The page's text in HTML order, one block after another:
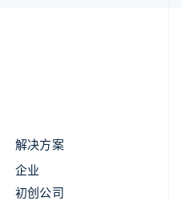
解决方案
企业
初创公司